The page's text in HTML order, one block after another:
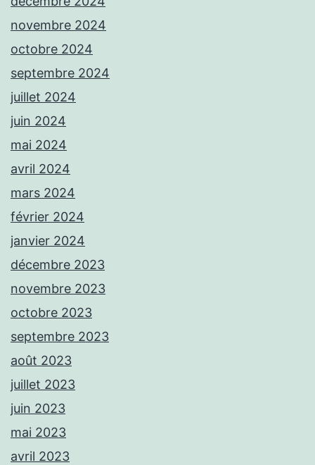
novembre 2024
octobre 2024
septembre 2024
juillet 2024
juin 2024
mai 2024
avril 2024
mars 2024
février 2024
janvier 2024
décembre 2023
novembre 2023
octobre 2023
septembre 2023
août 2023
juillet 2023
juin 2023
mai 2023
avril 2023